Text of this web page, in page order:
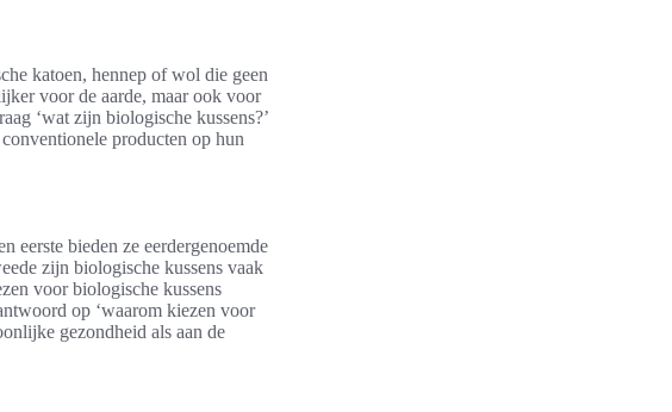
katoen, hennep of wol die geen
voor de aarde, maar ook voor
‘wat zijn biologische kussens?’
producten op hun
eerste bieden ze eerdergenoemde
zijn biologische kussens vaak
voor biologische kussens
op ‘waarom kiezen voor
gezondheid als aan de